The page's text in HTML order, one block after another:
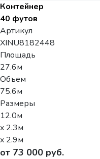
Контейнер
40 футов
Артикул
XINU8182448
Площадь
27.6м
Объем
75.6м
Размеры
12.0м
x 2.3м
x 2.9м
от 73 000 руб.